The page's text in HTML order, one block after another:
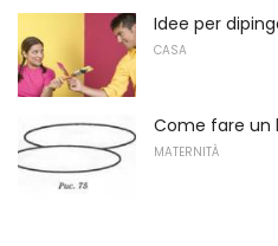
Idee per
CASA
Come fare un
MATERNITÀ